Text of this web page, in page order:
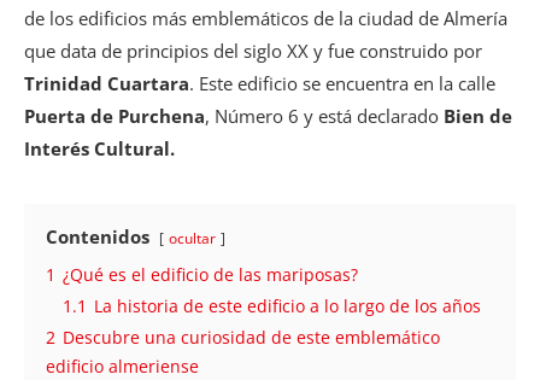
de los edificios más emblemáticos de la ciudad de Almería
que data de principios del siglo XX y fue construido por
Trinidad Cuartara. Este edificio se encuentra en la calle
Puerta de Purchena, Número 6 y está declarado Bien de
Interés Cultural.
Contenidos ocultar
1 ¿Qué es el edificio de las mariposas?
1.1 La historia de este edificio a lo largo de los años
2 Descubre una curiosidad de este emblemático
edificio almeriense